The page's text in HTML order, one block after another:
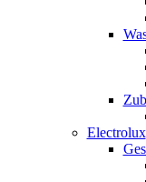
Electrolux